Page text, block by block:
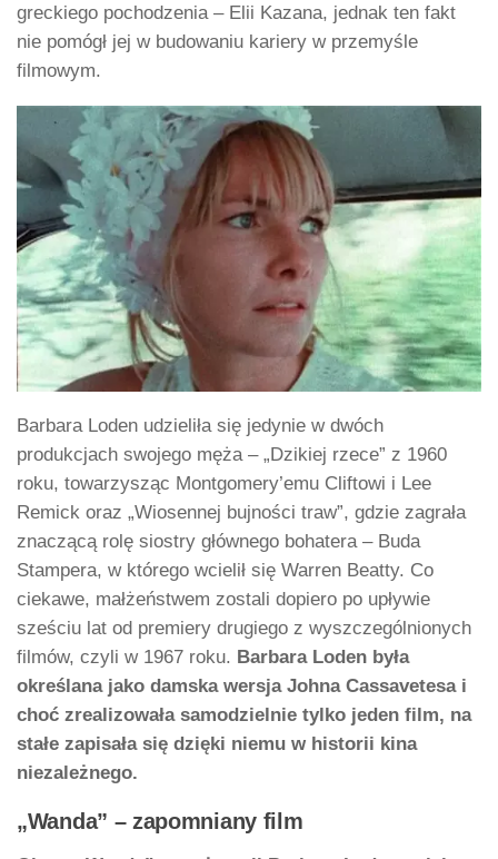
greckiego pochodzenia – Elii Kazana, jednak ten fakt
nie pomógł jej w budowaniu kariery w przemyśle
filmowym.
Barbara Loden udzieliła się jedynie w dwóch
produkcjach swojego męża – „Dzikiej rzece” z 1960
roku, towarzysząc Montgomery’emu Cliftowi i Lee
Remick oraz „Wiosennej bujności traw”, gdzie zagrała
znaczącą rolę siostry głównego bohatera – Buda
Stampera, w którego wcielił się Warren Beatty. Co
ciekawe, małżeństwem zostali dopiero po upływie
sześciu lat od premiery drugiego z wyszczególnionych
filmów, czyli w 1967 roku. Barbara Loden była
określana jako damska wersja Johna Cassavetesa i
choć zrealizowała samodzielnie tylko jeden film, na
stałe zapisała się dzięki niemu w historii kina
niezależnego.
„Wanda” – zapomniany film